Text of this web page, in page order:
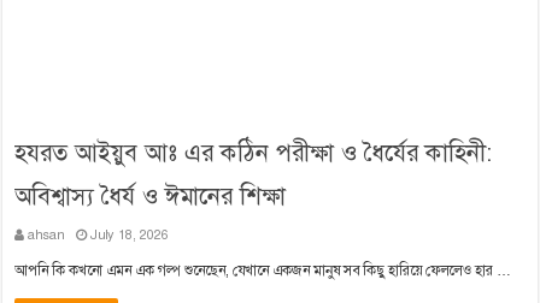
হযরত আইয়ুব আঃ এর কঠিন পরীক্ষা ও ধৈর্যের কাহিনী:
অবিশ্বাস্য ধৈর্য ও ঈমানের শিক্ষা
ahsan July 18, 2026
আপনি কি কখনো এমন এক গল্প শুনেছেন, যেখানে একজন মানুষ সব কিছু হারিয়ে ফেললেও হার …